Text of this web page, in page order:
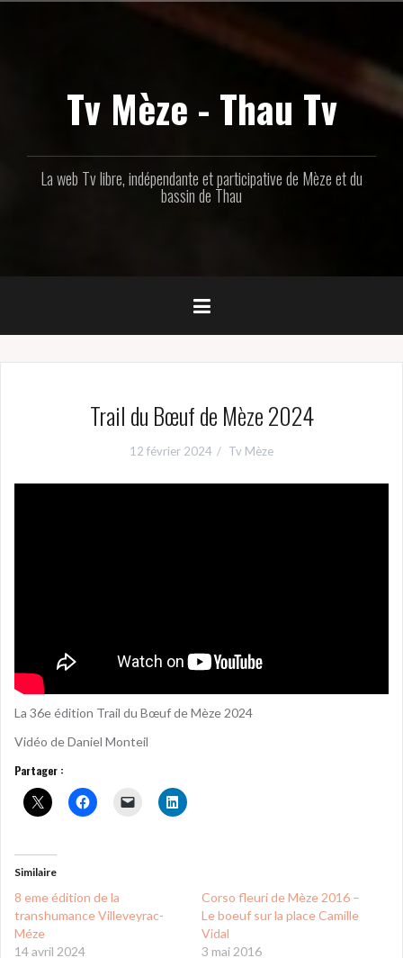
Tv Mèze - Thau Tv
La web Tv libre, indépendante et participative de Mèze et du
bassin de Thau
Trail du Bœuf de Mèze 2024
12 février 2024 Tv Mèze
La 36e édition Trail du Bœuf de Mèze 2024
Vidéo de Daniel Monteil
Partager :
Similaire
8 eme édition de la
transhumance Villeveyrac-
Méze
14 avril 2024
Corso fleuri de Mèze 2016 –
Le boeuf sur la place Camille
Vidal
3 mai 2016